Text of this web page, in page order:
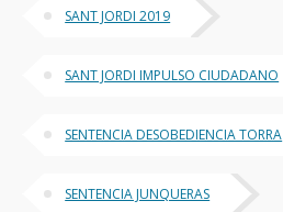
SANT JORDI 2019
SANT JORDI IMPULSO CIUDADANO
SENTENCIA DESOBEDIENCIA TORRA
SENTENCIA JUNQUERAS